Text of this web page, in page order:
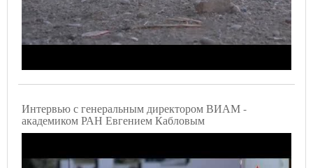
Интервью с генеральным директором ВИАМ -
академиком РАН Евгением Кабловым